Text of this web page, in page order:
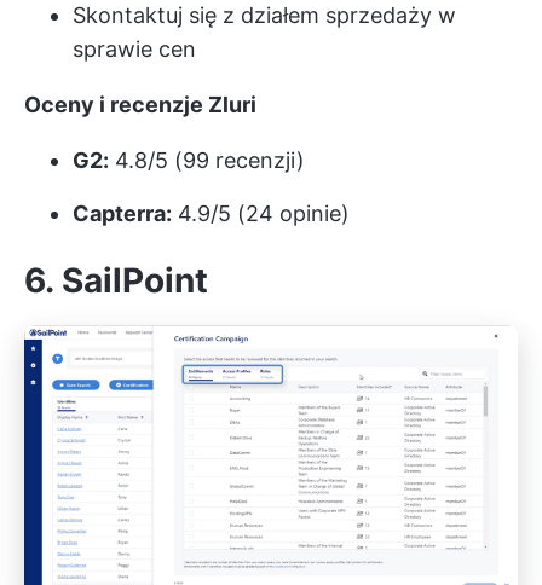
Skontaktuj się z działem sprzedaży w
sprawie cen
Oceny i recenzje Zluri
G2: 4.8/5 (99 recenzji)
Capterra: 4.9/5 (24 opinie)
6. SailPoint